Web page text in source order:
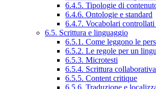
6.4.5. Tipologie di
6.4.6. Ontologie e standard
6.4.7. Vocabolari controllati
6.5. Scrittura e linguaggio
6.5.1. Come leggono le
6.5.2. Le regole per un
6.5.3. Microtesti
6.5.4. Scrittura collaborativa
6.5.5. Content critique
6.5.6. Traduzione e